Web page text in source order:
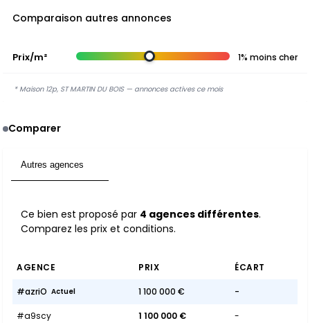
Comparaison autres annonces
Prix/m² 1% moins cher
* Maison 12p, ST MARTIN DU BOIS — annonces actives ce mois
Comparer
Autres agences
Ce bien est proposé par 4 agences différentes.
Comparez les prix et conditions.
AGENCE PRIX ÉCART
#azriO Actuel 1 100 000 € -
#a9scy 1 100 000 €
-